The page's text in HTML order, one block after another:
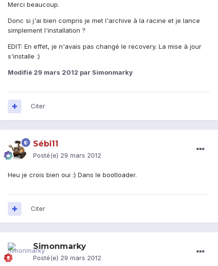
Merci beaucoup.
Donc si j'ai bien compris je met l'archive à la racine et je lance
simplement l'installation ?
EDIT: En effet, je n'avais pas changé le recovery. La mise à jour
s'installe :)
Modifié 29 mars 2012 par Simonmarky
Citer
Sébi11
Posté(e) 29 mars 2012
Heu je crois bien oui :) Dans le bootloader.
Citer
Simonmarky
Posté(e) 29 mars 2012